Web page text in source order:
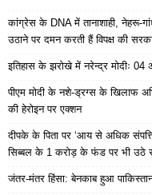
कांग्रेस के DNA में तानाशाही, नेहरू-
उठाने पर दमन करती हैं विपक्ष की
इतिहास के झरोखे में नरेन्द्र मोदीः 04
पीएम मोदी के नशे-ड्रग्स के खिलाफ
की हेरोइन पर एक्शन
दीपके के पिता पर ‘आय से अधिक
सिब्बल के 1 करोड़ के फंड पर भी उठे
जंतर-मंतर हिंसा: बेनकाब हुआ